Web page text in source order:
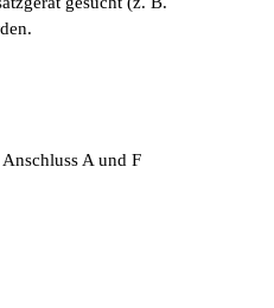
A und F